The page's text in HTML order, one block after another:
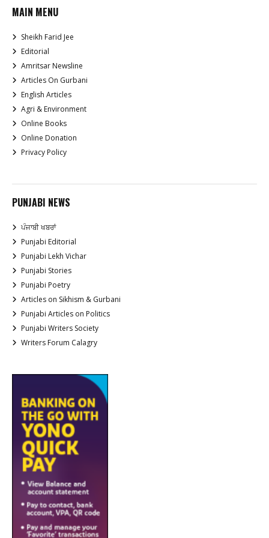
MAIN MENU
Sheikh Farid Jee
Editorial
Amritsar Newsline
Articles On Gurbani
English Articles
Agri & Environment
Online Books
Online Donation
Privacy Policy
PUNJABI NEWS
ਪੰਜਾਬੀ ਖਬਰਾਂ
Punjabi Editorial
Punjabi Lekh Vichar
Punjabi Stories
Punjabi Poetry
Articles on Sikhism & Gurbani
Punjabi Articles on Politics
Punjabi Writers Society
Writers Forum Calagry